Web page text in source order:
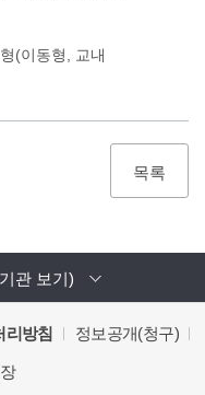
(이동형, 교내
목록
관 보기)
리방침 정보공개(청구)